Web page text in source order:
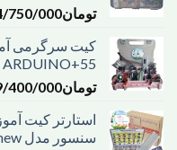
تومان750/000
کیت سرگرمی
ARDUINO+55 مهندسیکا با ماژول آردوینو
تومان400/000
سنسور مدل STK0021-new مهندسیکا